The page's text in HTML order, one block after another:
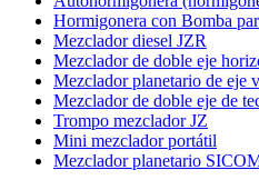
Hormigonera con Bomba
Mezclador diesel JZR
Mezclador de doble eje
Mezclador planetario de eje
Mezclador de doble eje de
Trompo mezclador JZ
Mini mezclador portátil
Mezclador planetario